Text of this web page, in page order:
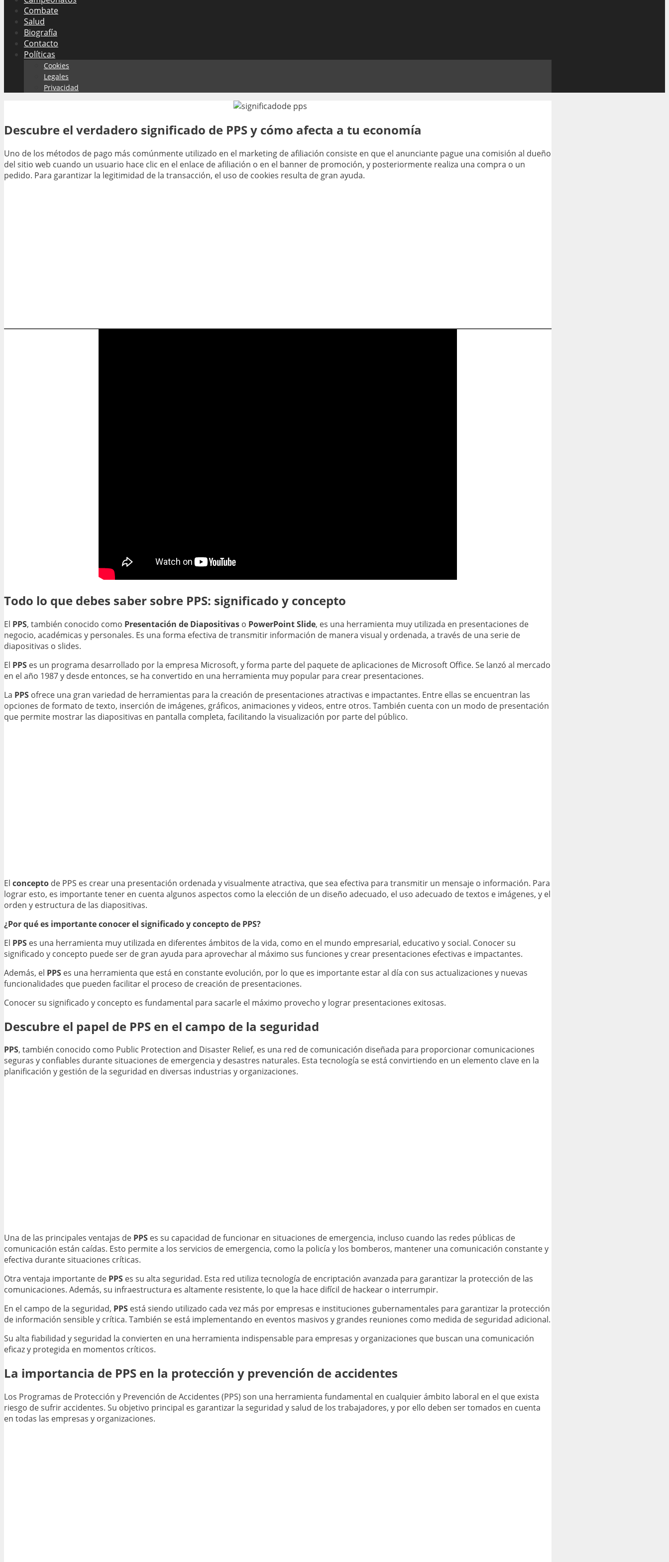
Combate
Salud
Biografía
Contacto
Políticas
Cookies
Legales
Privacidad
Descubre el verdadero significado de PPS y cómo afecta a tu economía
Uno de los métodos de pago más comúnmente utilizado en el marketing de afiliación consiste en que el anunciante pague una comisión al dueño
del sitio web cuando un usuario hace clic en el enlace de afiliación o en el banner de promoción, y posteriormente realiza una compra o un
pedido. Para garantizar la legitimidad de la transacción, el uso de cookies resulta de gran ayuda.
Todo lo que debes saber sobre PPS: significado y concepto
El PPS, también conocido como Presentación de Diapositivas o PowerPoint Slide, es una herramienta muy utilizada en presentaciones de
negocio, académicas y personales. Es una forma efectiva de transmitir información de manera visual y ordenada, a través de una serie de
diapositivas o slides.
El PPS es un programa desarrollado por la empresa Microsoft, y forma parte del paquete de aplicaciones de Microsoft Office. Se lanzó al mercado
en el año 1987 y desde entonces, se ha convertido en una herramienta muy popular para crear presentaciones.
La PPS ofrece una gran variedad de herramientas para la creación de presentaciones atractivas e impactantes. Entre ellas se encuentran las
opciones de formato de texto, inserción de imágenes, gráficos, animaciones y videos, entre otros. También cuenta con un modo de presentación
que permite mostrar las diapositivas en pantalla completa, facilitando la visualización por parte del público.
El concepto de PPS es crear una presentación ordenada y visualmente atractiva, que sea efectiva para transmitir un mensaje o información. Para
lograr esto, es importante tener en cuenta algunos aspectos como la elección de un diseño adecuado, el uso adecuado de textos e imágenes, y el
orden y estructura de las diapositivas.
¿Por qué es importante conocer el significado y concepto de PPS?
El PPS es una herramienta muy utilizada en diferentes ámbitos de la vida, como en el mundo empresarial, educativo y social. Conocer su
significado y concepto puede ser de gran ayuda para aprovechar al máximo sus funciones y crear presentaciones efectivas e impactantes.
Además, el PPS es una herramienta que está en constante evolución, por lo que es importante estar al día con sus actualizaciones y nuevas
funcionalidades que pueden facilitar el proceso de creación de presentaciones.
Conocer su significado y concepto es fundamental para sacarle el máximo provecho y lograr presentaciones exitosas.
Descubre el papel de PPS en el campo de la seguridad
PPS, también conocido como Public Protection and Disaster Relief, es una red de comunicación diseñada para proporcionar comunicaciones
seguras y confiables durante situaciones de emergencia y desastres naturales. Esta tecnología se está convirtiendo en un elemento clave en la
planificación y gestión de la seguridad en diversas industrias y organizaciones.
Una de las principales ventajas de PPS es su capacidad de funcionar en situaciones de emergencia, incluso cuando las redes públicas de
comunicación están caídas. Esto permite a los servicios de emergencia, como la policía y los bomberos, mantener una comunicación constante y
efectiva durante situaciones críticas.
Otra ventaja importante de PPS es su alta seguridad. Esta red utiliza tecnología de encriptación avanzada para garantizar la protección de las
comunicaciones. Además, su infraestructura es altamente resistente, lo que la hace difícil de hackear o interrumpir.
En el campo de la seguridad, PPS está siendo utilizado cada vez más por empresas e instituciones gubernamentales para garantizar la protección
de información sensible y crítica. También se está implementando en eventos masivos y grandes reuniones como medida de seguridad adicional.
Su alta fiabilidad y seguridad la convierten en una herramienta indispensable para empresas y organizaciones que buscan una comunicación
eficaz y protegida en momentos críticos.
La importancia de PPS en la protección y prevención de accidentes
Los Programas de Protección y Prevención de Accidentes (PPS) son una herramienta fundamental en cualquier ámbito laboral en el que exista
riesgo de sufrir accidentes. Su objetivo principal es garantizar la seguridad y salud de los trabajadores, y por ello deben ser tomados en cuenta
en todas las empresas y organizaciones.